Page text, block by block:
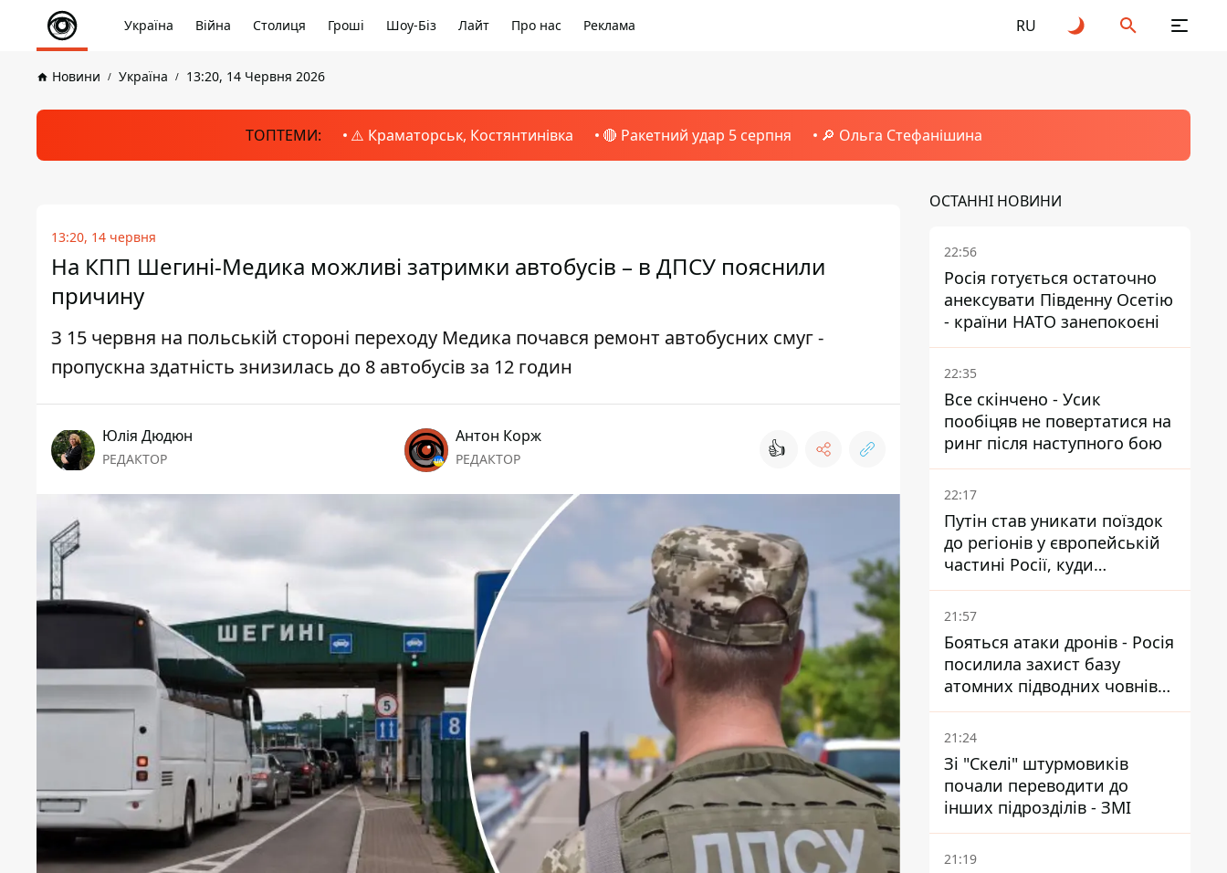
Україна Війна Столиця Гроші Шоу-Біз Лайт Про нас Реклама RU
Новини Україна 13:20, 14 Червня 2026
ТОПТЕМИ: ⚠️ Краматорськ, Костянтинівка 🔴 Ракетний удар 5 серпня 🔎 Ольга Стефанішина
13:20, 14 червня
На КПП Шегині-Медика можливі затримки автобусів – в ДПСУ пояснили
причину
З 15 червня на польській стороні переходу Медика почався ремонт автобусних смуг -
пропускна здатність знизилась до 8 автобусів за 12 годин
Юлія Дюдюн
РЕДАКТОР
Антон Корж
РЕДАКТОР 👍
ОСТАННІ НОВИНИ
22:56
Росія готується остаточно
анексувати Південну Осетію
- країни НАТО занепокоєні
22:35
Все скінчено - Усик
пообіцяв не повертатися на
ринг після наступного бою
22:17
Путін став уникати поїздок
до регіонів у європейській
частині Росії, куди
регулярно долітають дрони
21:57
Бояться атаки дронів - Росія
посилила захист базу
атомних підводних човнів
за 7400 км від України
21:24
Зі "Скелі" штурмовиків
почали переводити до
інших підрозділів - ЗМІ
21:19